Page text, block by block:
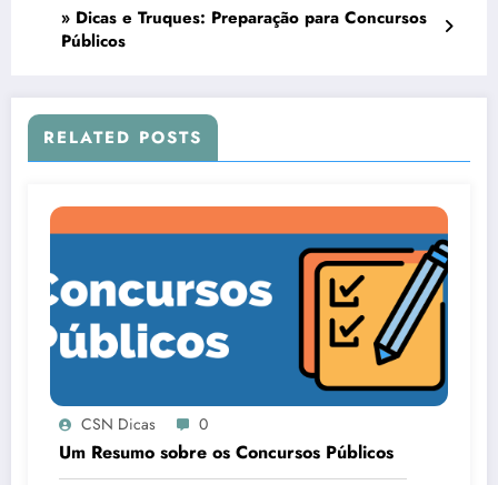
» Dicas e Truques: Preparação para Concursos
Públicos
RELATED POSTS
CSN Dicas 0
Um Resumo sobre os Concursos Públicos